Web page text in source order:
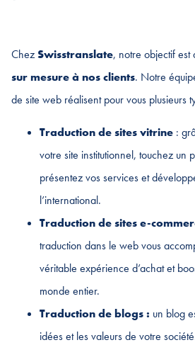
ChezSwisstranslate, notre objectif est
sur mesure à nos clients. Notre
de site web réalisent pour vous plusieurs
Traduction de sites vitrine :
votre site institutionnel, touchez un
présentez vos services et
l’international.
Traduction de sites e-
traduction dans le web vous
véritable expérience d’achat et
monde entier.
Traduction de blogs : un blog
idées et les valeurs de votre